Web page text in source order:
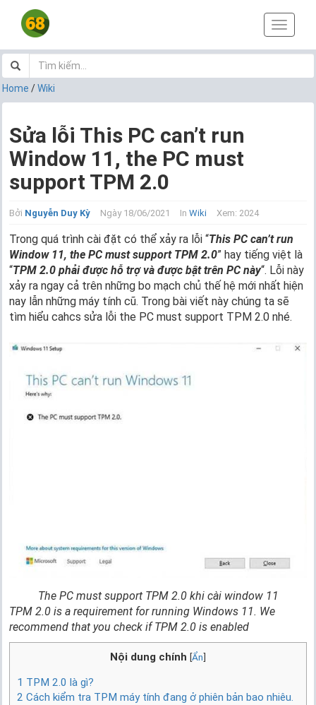
T
o
g
n
Home /Wiki
Sửa lỗi This PC can’t run
Window 11, the PC must
support TPM 2.0
Bởi Nguyễn Duy Kỳ Ngày 18/06/2021 In Wiki Xem: 2024
Trong quá trình cài đặt có thể xảy ra lỗi “This PC can’t run
Window 11, the PC must support TPM 2.0” hay tiếng việt là
“TPM 2.0 phải được hỗ trợ và được bật trên PC này“. Lỗi này
xảy ra ngay cả trên những bo mạch chủ thế hệ mới nhất hiện
nay lẫn những máy tính cũ. Trong bài viết này chúng ta sẽ
tìm hiểu cahcs sửa lỗi the PC must support TPM 2.0 nhé.
The PC must support TPM 2.0 khi cài window 11
TPM 2.0 is a requirement for running Windows 11. We
recommend that you check if TPM 2.0 is enabled
Nội dung chính [Ẩn]
1 TPM 2.0 là gì?
2 Cách kiểm tra TPM máy tính đang ở phiên bản bao nhiêu.